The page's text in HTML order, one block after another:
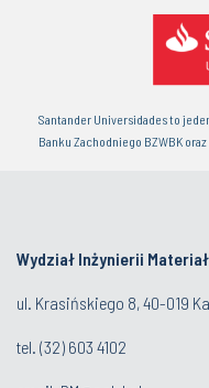
Santander Universidades to
Banku Zachodniego BZWBK oraz
Wydział Inżynierii
ul. Krasińskiego 8, 40-019
tel. (32) 603 4102